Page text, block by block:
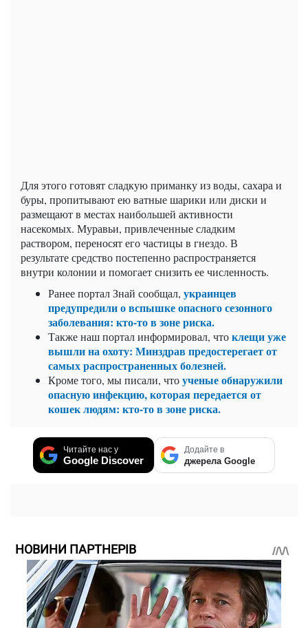
Для этого готовят сладкую приманку из воды, сахара и
буры, пропитывают ею ватные шарики или диски и
размещают в местах наибольшей активности
насекомых. Муравьи, привлеченные сладким
раствором, переносят его частицы в гнездо. В
результате средство постепенно распространяется
внутри колонии и помогает снизить ее численность.
Ранее портал Знай сообщал, украинцев
предупредили о вспышке опасного сезонного
заболевания: кто-то в зоне риска.
Также наш портал информировал, чтоклещи уже
вышли на охоту: Минздрав предостерегает от
самых распространенных болезней.
Кроме того, мы писали, чтоученые обнаружили
опасную инфекцию, которая передается от
кошек людям: кто-то в зоне риска.
Читайте нас у
Google Discover
Додайте в
джерела Google
НОВИНИ ПАРТНЕРІВ